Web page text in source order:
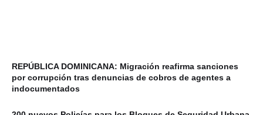
REPÚBLICA DOMINICANA: Migración reafirma sanciones
por corrupción tras denuncias de cobros de agentes a
indocumentados